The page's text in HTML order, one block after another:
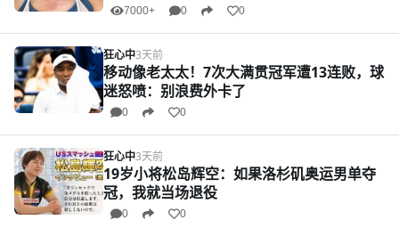
7000+ 0 0
狂心中3天前
移动像老太太！7次大满贯冠军遭13连败，球
迷怒喷：别浪费外卡了
0 0
狂心中3天前
19岁小将松岛辉空：如果洛杉矶奥运男单夺
冠，我就当场退役
0 0